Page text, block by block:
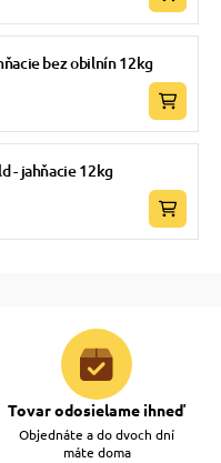
bez obilnín 12kg
- jahňacie 12kg
Tovar odosielame ihneď
Objednáte a do dvoch dní
máte doma